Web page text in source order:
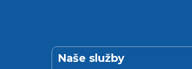
Naše služby